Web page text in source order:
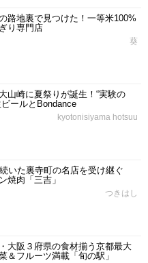
路地裏で見つけた！一等米100%
り専門店
葵
山崎に夏祭りが誕生！“実験の
ールとBondance
kyotonisiyama hotsuu
続いた裏寺町の名店を受け継ぐ
焼肉「三吉」
つきはし
大阪３府県の食材揃う京都最大
＆フルーツ満載「旬の駅」